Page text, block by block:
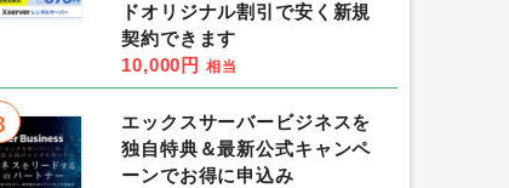
ドオリジナル割引で安く新規
契約できます
10,000円 相当
エックスサーバービジネスを
独自特典＆最新公式キャンペ
ーンでお得に申込み